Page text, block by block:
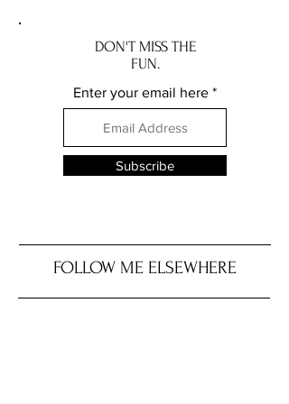
DON'T MISS THE
FUN.
Enter your email here
Subscribe
FOLLOW ME ELSEWHERE